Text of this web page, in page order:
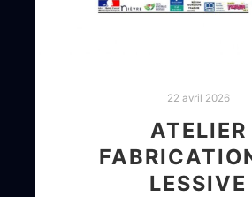
22 avril 2026
ATELIER
LESSIVE